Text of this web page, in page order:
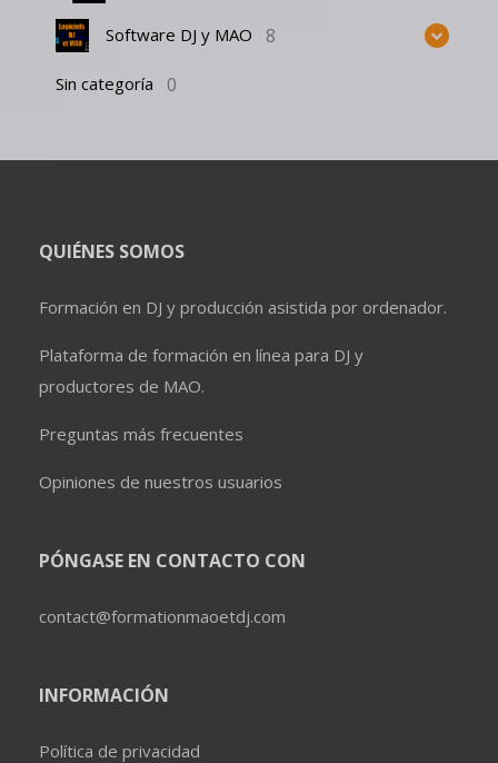
Software DJ y MAO 8
Sin categoría 0
QUIÉNES SOMOS
Formación en DJ y producción asistida por ordenador.
Plataforma de formación en línea para DJ y
productores de MAO.
Preguntas más frecuentes
Opiniones de nuestros usuarios
PÓNGASE EN CONTACTO CON
contact@formationmaoetdj.com
INFORMACIÓN
Política de privacidad